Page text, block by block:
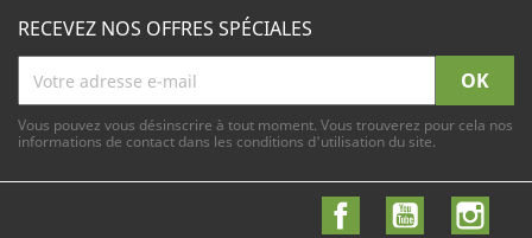
RECEVEZ NOS OFFRES SPÉCIALES
Vous pouvez vous désinscrire à tout moment. Vous trouverez pour cela nos
informations de contact dans les conditions d'utilisation du site.
FacebookYouTube